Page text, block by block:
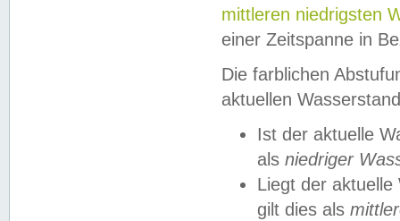
mittleren niedrigsten
einer Zeitspanne in
Die farblichen
aktuellen
Ist der aktuelle
als niedriger
Liegt der
gilt dies als